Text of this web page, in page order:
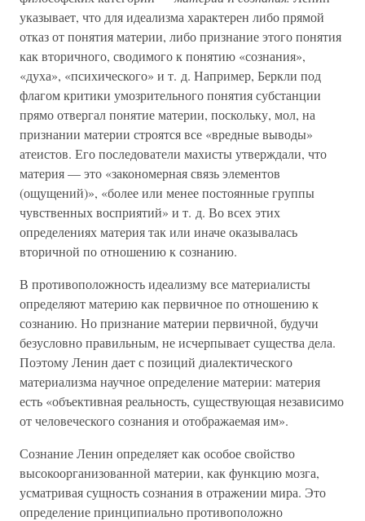
указывает, что для идеализма характерен либо прямой
отказ от понятия материи, либо признание этого понятия
как вторичного, сводимого к понятию «сознания»,
«духа», «психического» и т. д. Например, Беркли под
флагом критики умозрительного понятия субстанции
прямо отвергал понятие материи, поскольку, мол, на
признании материи строятся все «вредные выводы»
атеистов. Его последователи махисты утверждали, что
материя — это «закономерная связь элементов
(ощущений)», «более или менее постоянные группы
чувственных восприятий» и т. д. Во всех этих
определениях материя так или иначе оказывалась
вторичной по отношению к сознанию.
В противоположность идеализму все материалисты
определяют материю как первичное по отношению к
сознанию. Но признание материи первичной, будучи
безусловно правильным, не исчерпывает существа дела.
Поэтому Ленин дает с позиций диалектического
материализма научное определение материи: материя
есть «объективная реальность, существующая независимо
от человеческого сознания и отображаемая им».
Сознание Ленин определяет как особое свойство
высокоорганизованной материи, как функцию мозга,
усматривая сущность сознания в отражении мира. Это
определение принципиально противоположно